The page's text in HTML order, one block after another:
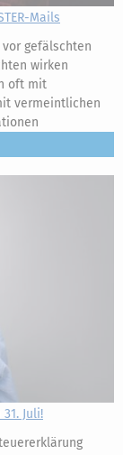
Mails
gefälschten
wirken
oft mit
vermeintlichen
Juli!